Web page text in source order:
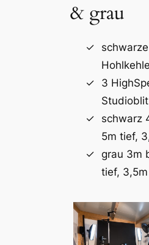
& grau
Hohlkehle
3
schwarz
5m tief,
grau 3m
tief,